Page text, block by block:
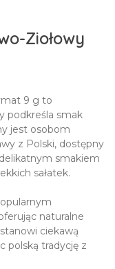
Ziołowy
9 g to
podkreśla smak
jest osobom
z Polski, dostępny
smakiem
sałatek.
naturalne
ciekawą
polską tradycję z